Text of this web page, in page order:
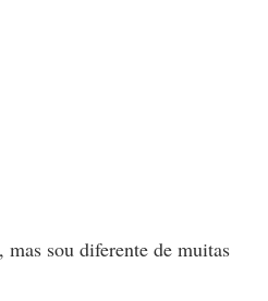
mas sou diferente de muitas